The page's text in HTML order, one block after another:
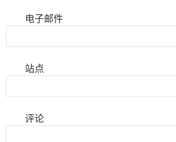
电子邮件
站点
评论